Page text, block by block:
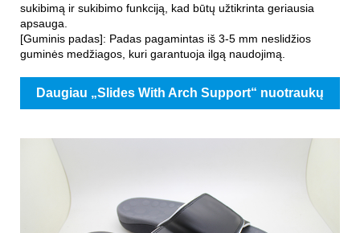
sukibimą ir sukibimo funkciją, kad būtų užtikrinta geriausia
apsauga.
[Guminis padas]: Padas pagamintas iš 3-5 mm neslidžios
guminės medžiagos, kuri garantuoja ilgą naudojimą.
Daugiau „Slides With Arch Support“ nuotraukų